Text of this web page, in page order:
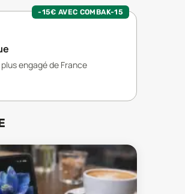
-15€ AVEC COMBAK-15
engagé de France